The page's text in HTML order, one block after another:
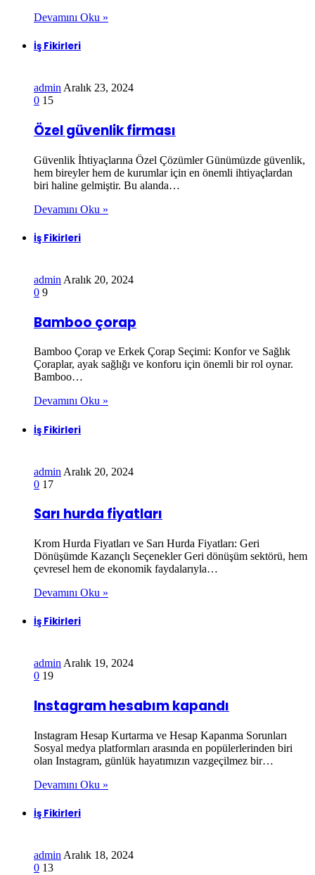
Devamını Oku »
İş Fikirleri
admin Aralık 23, 2024
0 15
Özel güvenlik firması
Güvenlik İhtiyaçlarına Özel Çözümler Günümüzde güvenlik,
hem bireyler hem de kurumlar için en önemli ihtiyaçlardan
biri haline gelmiştir. Bu alanda…
Devamını Oku »
İş Fikirleri
admin Aralık 20, 2024
0 9
Bamboo çorap
Bamboo Çorap ve Erkek Çorap Seçimi: Konfor ve Sağlık
Çoraplar, ayak sağlığı ve konforu için önemli bir rol oynar.
Bamboo…
Devamını Oku »
İş Fikirleri
admin Aralık 20, 2024
0 17
Sarı hurda fiyatları
Krom Hurda Fiyatları ve Sarı Hurda Fiyatları: Geri
Dönüşümde Kazançlı Seçenekler Geri dönüşüm sektörü, hem
çevresel hem de ekonomik faydalarıyla…
Devamını Oku »
İş Fikirleri
adminAralık 19, 2024
0 19
Instagram hesabım kapandı
Instagram Hesap Kurtarma ve Hesap Kapanma Sorunları
Sosyal medya platformları arasında en popülerlerinden biri
olan Instagram, günlük hayatımızın vazgeçilmez bir…
Devamını Oku »
İş Fikirleri
admin Aralık 18, 2024
0 13